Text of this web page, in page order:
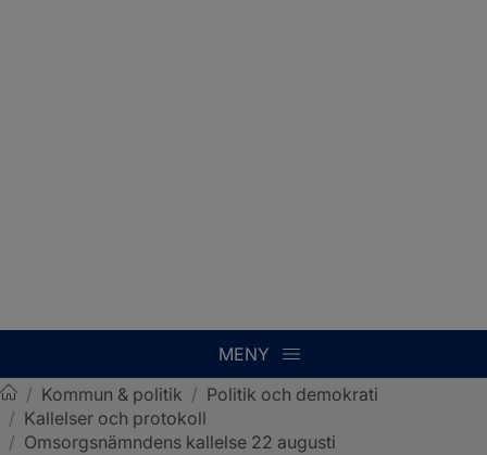
MENY
Sotenäs kommun
/ Kommun & politik / Politik och demokrati
/ Kallelser och protokoll
/ Omsorgsnämndens kallelse 22 augusti